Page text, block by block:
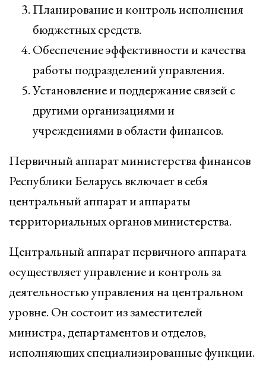
Планирование и контроль исполнения
бюджетных средств.
Обеспечение эффективности и качества
работы подразделений управления.
Установление и поддержание связей с
другими организациями и
учреждениями в области финансов.
Первичный аппарат министерства финансов
Республики Беларусь включает в себя
центральный аппарат и аппараты
территориальных органов министерства.
Центральный аппарат первичного аппарата
осуществляет управление и контроль за
деятельностью управления на центральном
уровне. Он состоит из заместителей
министра, департаментов и отделов,
исполняющих специализированные функции.